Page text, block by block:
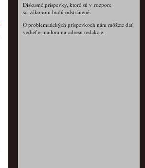
Diskusné príspevky, ktoré sú v rozpore
so zákonom budú odstránené.
O problematických príspevkoch nám môžete dať
vedieť e-mailom na adresu redakcie.